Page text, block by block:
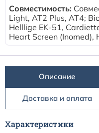
Совместимость:
Light, AT2 Plus, AT4;
Helllige EK-51,
Heart Screen (Inomed),
Описание
Доставка и оплата
Характеристики
Расходные
Расходные материалы